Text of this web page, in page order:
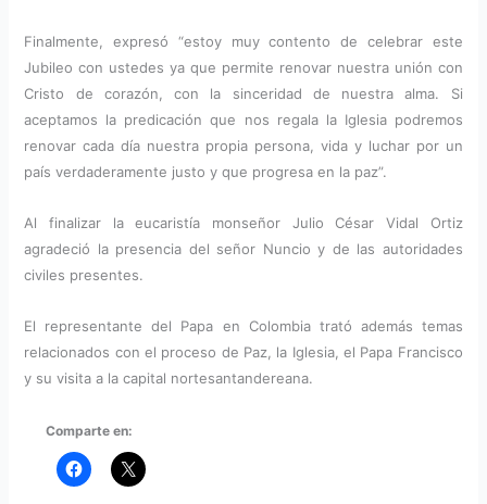
Finalmente, expresó “estoy muy contento de celebrar este
Jubileo con ustedes ya que permite renovar nuestra unión con
Cristo de corazón, con la sinceridad de nuestra alma. Si
aceptamos la predicación que nos regala la Iglesia podremos
renovar cada día nuestra propia persona, vida y luchar por un
país verdaderamente justo y que progresa en la paz”.
Al finalizar la eucaristía monseñor Julio César Vidal Ortiz
agradeció la presencia del señor Nuncio y de las autoridades
civiles presentes.
El representante del Papa en Colombia trató además temas
relacionados con el proceso de Paz, la Iglesia, el Papa Francisco
y su visita a la capital nortesantandereana.
Comparte en: